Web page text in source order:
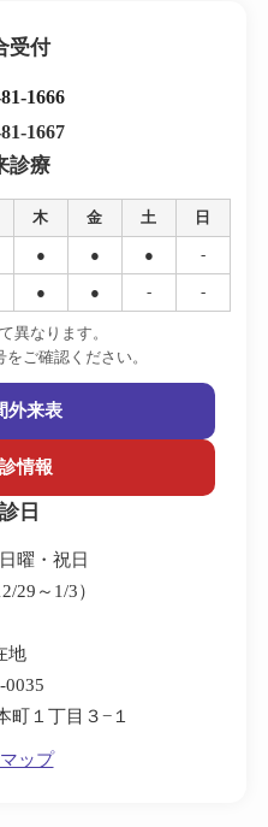
受付
1666
1667
診療
木 金 土 日
● ● ● -
● ● - -
異なります。
ご確認ください。
外来表
情報
日
曜・祝日
29～1/3）
地
0035
町１丁目３−１
ップ